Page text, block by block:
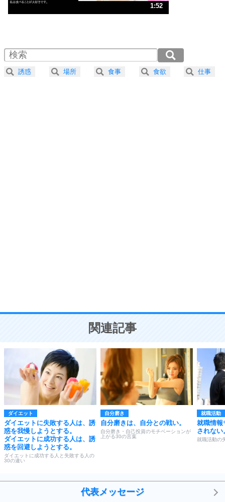
人生、なんとかなるもの。
気楽に生きる30の方法
4 器の大きい人は、怒りを優しさで表現する。
プラス思考
ことが大切。
1:52
2.0倍速 （221KB 56秒）
2.5倍速 （177KB 45秒）
3.0倍速 （147KB 37秒）
誘惑 場所 食事 食欲 仕事
関連記事
ダイエット
ダイエットに失敗する人は、誘
惑を我慢しようとする。
ダイエットに成功する人は、誘
惑を回避しようとする。
ダイエットに成功する人と失敗する人の
30の違い
自分磨き
自分磨きは、自分との戦い。
自分磨き・自己投資のモチベーションが
上がる30の言葉
就職活動
就職情報
されない
就職活動の
代表メッセージ